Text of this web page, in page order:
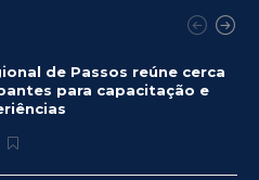
de Passos reúne cerca
para capacitação e